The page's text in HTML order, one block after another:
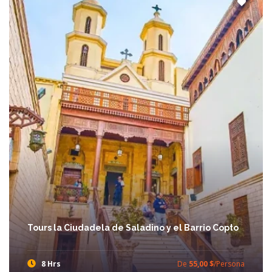
Tours la Ciudadela de Saladino y el Barrio Copto
8 Hrs De 55,00 $/Persona